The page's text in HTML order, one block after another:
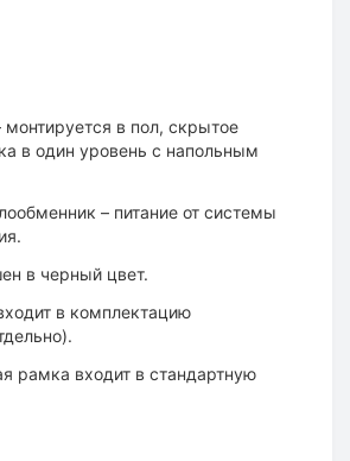
в пол, скрытое
в один уровень с напольным
– питание от системы
в черный цвет.
в комплектацию
входит в стандартную